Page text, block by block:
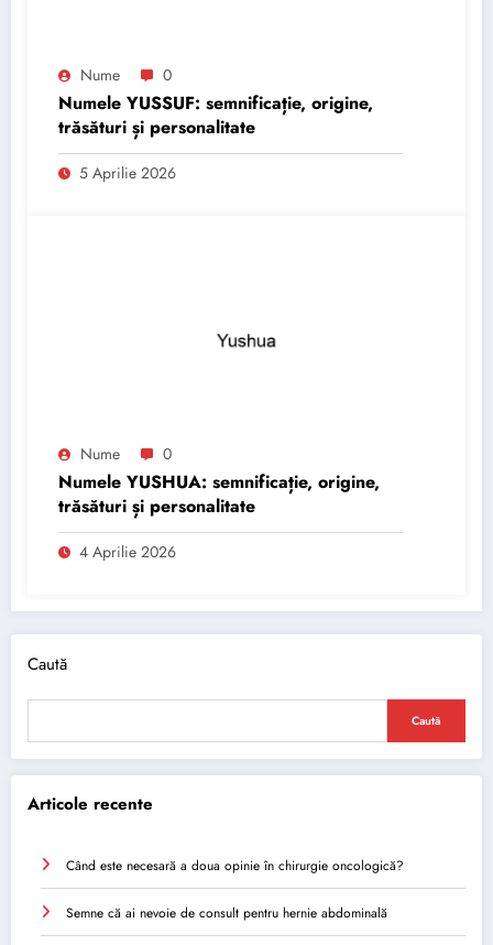
Nume 0
Numele YUSSUF: semnificație, origine,
trăsături și personalitate
5 Aprilie 2026
Nume 0
Numele YUSHUA: semnificație, origine,
trăsături și personalitate
4 Aprilie 2026
Caută
Caută
Articole recente
Când este necesară a doua opinie în chirurgie oncologică?
Semne că ai nevoie de consult pentru hernie abdominală